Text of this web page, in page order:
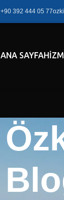
+90 392 444 05 77
ANA SAYFA